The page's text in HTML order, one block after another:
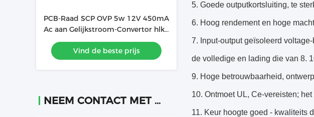
PCB-Raad SCP OVP 5w 12V 450mA
Ac aan Gelijkstroom-Convertor hlk-
5M12
Vind de beste prijs
NEEM CONTACT MET ONS OP
5. Goede outputkortsluiting, te
6. Hoog rendement en hoge
7. Input-output geïsoleerd
de volledige en lading die van 8.
9. Hoge betrouwbaarheid,
10. Ontmoet UL, Ce-vereisten;
11. Keur hoogte goed - kwaliteits